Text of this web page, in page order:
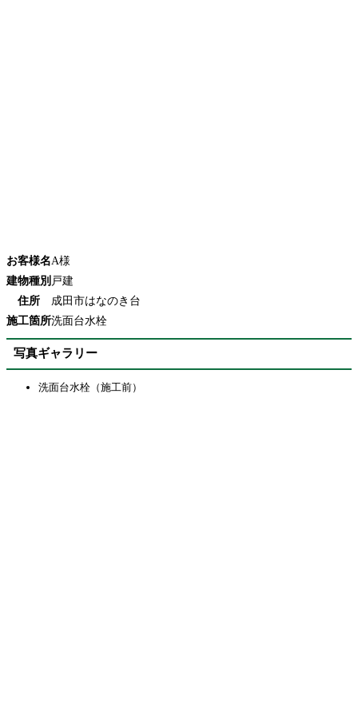
お客様名A様
建物種別 戸建
住所
成田市はなのき台
施工箇所洗面台水栓
写真ギャラリー
洗面台水栓（施工前）